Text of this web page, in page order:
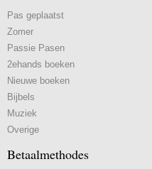
Pas geplaatst
Zomer
Passie Pasen
2ehands boeken
Nieuwe boeken
Bijbels
Muziek
Overige
Betaalmethodes